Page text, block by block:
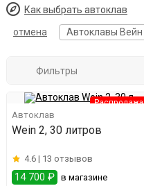
Как выбрать автоклав
отмена
Автоклавы Вейн
Фильтры
Распродажа
Автоклав
Wein 2, 30 литров
4.6 | 13 отзывов
14 700 ₽ в магазине